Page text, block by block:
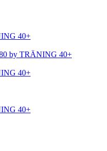
40+
by TRÄNING 40+
40+
40+